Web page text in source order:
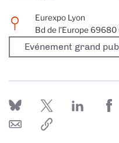
Eurexpo Lyon
Bd de l'Europe 69680
Evénement grand